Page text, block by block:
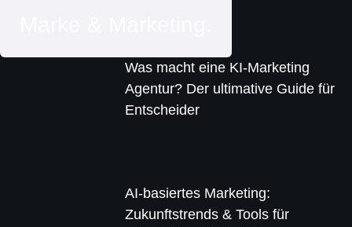
Was macht eine KI-Marketing
Agentur? Der ultimative Guide für
Entscheider
AI-basiertes Marketing:
Zukunftstrends & Tools für